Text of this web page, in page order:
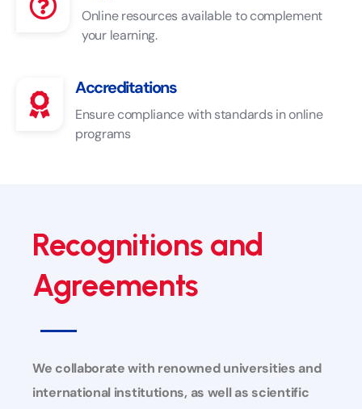
Online resources available to complement
your learning.
Accreditations
Ensure compliance with standards in online
programs
Recognitions and
Agreements
We collaborate with renowned universities and
international institutions, as well as scientific